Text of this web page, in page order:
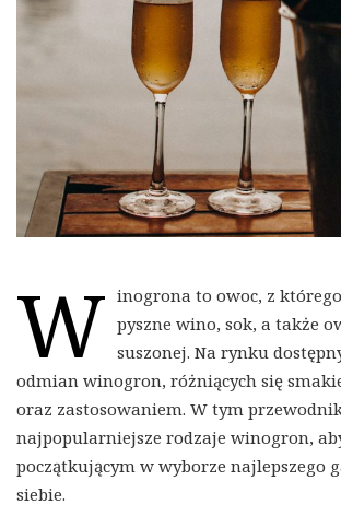
W inogrona to owoc, z
pyszne wino, sok, a także
suszonej. Na rynku
odmian winogron, różniących się
oraz zastosowaniem. W tym
najpopularniejsze rodzaje winogron,
początkującym w wyborze najlepszego
siebie.